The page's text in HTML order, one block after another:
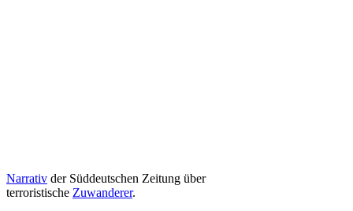
Narrativ der Süddeutschen Zeitung über
terroristische Zuwanderer.